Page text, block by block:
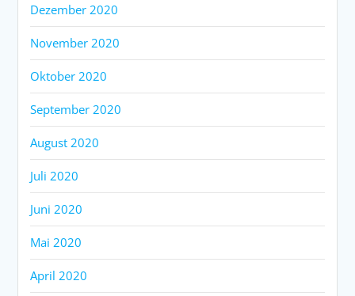
Dezember 2020
November 2020
Oktober 2020
September 2020
August 2020
Juli 2020
Juni 2020
Mai 2020
April 2020